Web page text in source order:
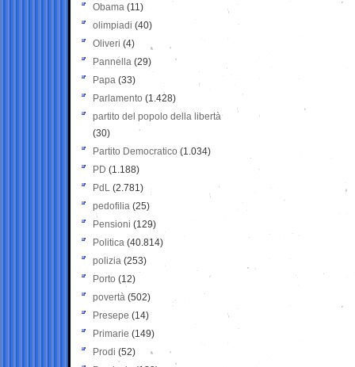
Obama (11)
olimpiadi (40)
Oliveri (4)
Pannella (29)
Papa (33)
Parlamento (1.428)
partito del popolo della libertà
(30)
Partito Democratico (1.034)
PD (1.188)
PdL (2.781)
pedofilia (25)
Pensioni (129)
Politica (40.814)
polizia (253)
Porto (12)
povertà (502)
Presepe (14)
Primarie (149)
Prodi (52)